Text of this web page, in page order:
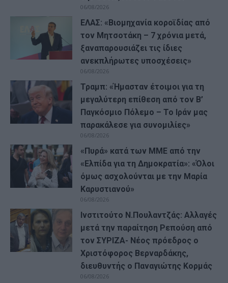
06/08/2026
ΕΛΑΣ: «Βιομηχανία κοροϊδίας από
τον Μητσοτάκη – 7 χρόνια μετά,
ξαναπαρουσιάζει τις ίδιες
ανεκπλήρωτες υποσχέσεις»
06/08/2026
Τραμπ: «Ήμασταν έτοιμοι για τη
μεγαλύτερη επίθεση από τον Β’
Παγκόσμιο Πόλεμο – Το Ιράν μας
παρακάλεσε για συνομιλίες»
06/08/2026
«Πυρά» κατά των ΜΜΕ από την
«Ελπίδα για τη Δημοκρατία»: «Όλοι
όμως ασχολούνται με την Μαρία
Καρυστιανού»
06/08/2026
Ινστιτούτο Ν.Πουλαντζάς: Αλλαγές
μετά την παραίτηση Ρεπούση από
τον ΣΥΡΙΖΑ- Νέος πρόεδρος ο
Χριστόφορος Βερναρδάκης,
διευθυντής ο Παναγιώτης Κορμάς
06/08/2026